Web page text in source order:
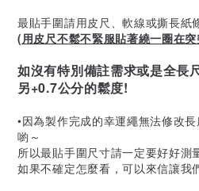
最貼手圍請用皮尺、軟線或撕長紙
(用皮尺不鬆不緊服貼著繞一圈在
如沒有特別備註需求或是全長
另+0.7公分的鬆度!
•因為製作完成的幸運繩無法修改
喲～
所以最貼手圍尺寸請一定要好好測
如果不確定怎麼看，可以來信讓